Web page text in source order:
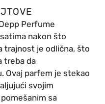
nakon što
trajnost je odlična, što
treba da
Ovaj parfem je stekao
svojim
sa